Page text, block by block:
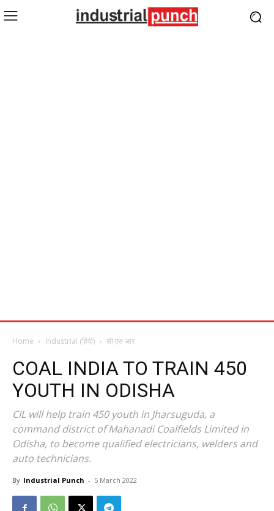
Home Industrial (हिंदी) सी एस आर
COAL INDIA TO TRAIN 450
YOUTH IN ODISHA
CIL will help train 450 youth in Jharsuguda, a
command district of Mahanadi Coalfields Limited in
Odisha, to become qualified electricians, welders and
auto technicians.
By Industrial Punch - 5 March 2022